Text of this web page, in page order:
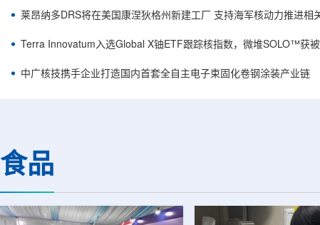
莱昂纳多DRS将在美国康涅狄格州新建工厂 支持海军核动力推进相
Terra Innovatum入选Global X铀ETF跟踪核指数，微堆SOLO™获
中广核技携手企业打造国内首套全自主电子束固化卷钢涂装产业链
食品